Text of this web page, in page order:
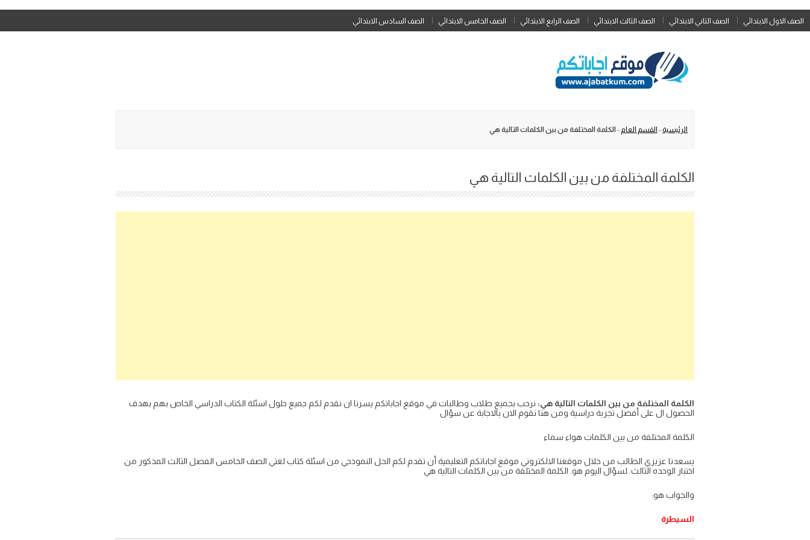
Skip
to
الصف الاول الابتدائي الصف الثاني الابتدائي الصف الثالث الابتدائي الصف الرابع الابتدائي الصف الخامس الابتدائي الصف السادس الابتدائي
الرئيسية - القسم العام - الكلمة المختلفة من بين الكلمات التالية هي
الكلمة المختلفة من بين الكلمات التالية هي
الكلمة المختلفة من بين الكلمات التالية هي: نرحب بجميع طلاب وطالبات في موقع اجاباتكم يسرنا ان نقدم لكم جميع حلول اسئلة الكتاب الدراسي الخاص بهم بهدف
الحصول ال على أفضل تجربة دراسية ومن هنا نقوم الان بالاجابة عن سؤال
الكلمة المختلفة من بين الكلمات هواء سماء
يسعدنا عزيزي الطالب من خلال موقعنا الالكتروني موقع اجاباتكم التعليمية أن تقدم لكم الحل النموذجي من اسئلة كتاب لغتي الصف الخامس الفصل الثالث المذكور من
اختبار الوحده الثالث. لسؤال اليوم هو. الكلمة المختلفة من بين الكلمات التالية هي
والجواب هو:
السيطرة